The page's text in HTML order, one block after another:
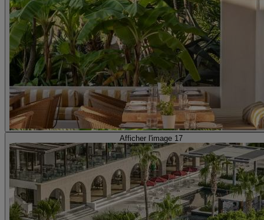
Afficher l'image 17